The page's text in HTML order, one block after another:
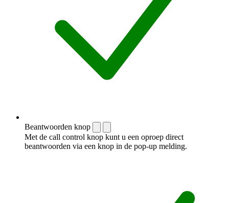
Beantwoorden knop
Met de call control knop kunt u een oproep direct
beantwoorden via een knop in de pop-up melding.